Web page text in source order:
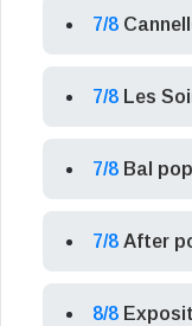
7/8
7/8 Les
7/8 Bal
7/8 After
8/8